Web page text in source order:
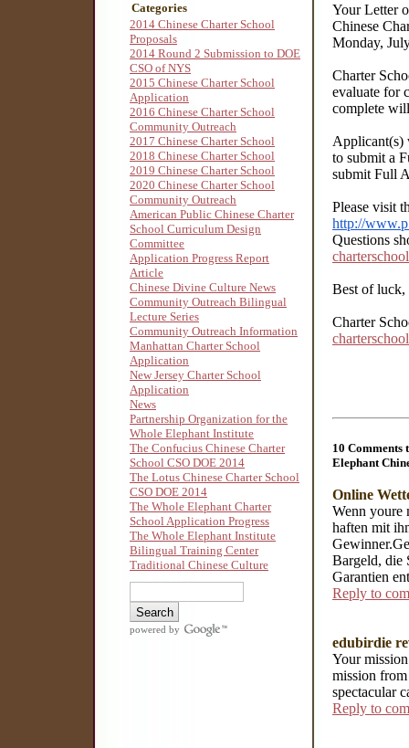
Categories
2014 Chinese Charter School
Proposals
2014 Round 2 Submission to DOE
CSO of NYS
2015 Chinese Charter School
Application
2016 Chinese Charter School
Community Outreach
2017 Chinese Charter School
2018 Chinese Charter School
2019 Chinese Charter School
2020 Chinese Charter School
Community Outreach
American Public Chinese Charter
School Curriculum Design
Committee
Application Progress Report
Article
Chinese Divine Culture News
Community Outreach Bilingual
Lecture Series
Community Outreach Information
Manhattan Charter School
Application
New Jersey Charter School
Application
News
Partnership Organization for the
Whole Elephant Institute
The Confucius Chinese Charter
School CSO DOE 2014
The Lotus Chinese Charter School
CSO DOE 2014
The Whole Elephant Charter
School Application Progress
The Whole Elephant Institute
Bilingual Training Center
Traditional Chinese Culture
powered by
Your Letter
Chinese
Monday,
Charter
evaluate for
complete
Applicant(s)
to submit a
submit Full
Please visit
http://
Questions
Best of luck,
Charter
10 Comments
Elephant
Online
Wenn youre
haften mit
Bargeld, die
Garantien
Reply to
edubirdie
Your
mission
spectacular
Reply to